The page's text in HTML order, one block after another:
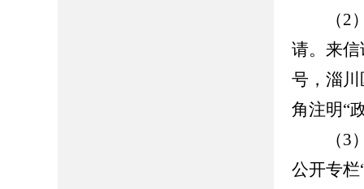
（2）
请。来
号，淄
角注明“
（3）
公开专